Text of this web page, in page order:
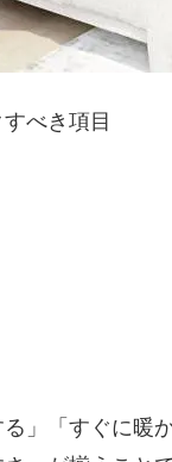
べき項目
る」「すぐに